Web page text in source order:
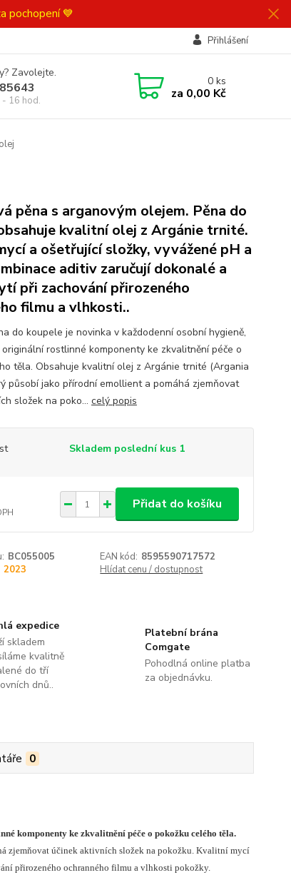
pochopení 💙
Přihlášení
Zavolejte.
- 16 hod.
0ks
za 0,00 Kč
pěna s arganovým olejem. Pěna do
kvalitní olej z Argánie trnité.
a ošetřující složky, vyvážené pH a
aditiv zaručují dokonalé a
při zachování přirozeného
filmu a vlhkosti..
do koupele je novinka v každodenní osobní hygieně,
rostlinné komponenty ke zkvalitnění péče o
těla. Obsahuje kvalitní olej z Argánie trnité (Argania
působí jako přírodní emollient a pomáhá zjemňovat
složek na poko... celý popis
Skladem poslední kus 1
Přidat do košíku
BC055005 EAN kód: 8595590717572
2023 Hlídat cenu / dostupnost
expedice
skladem
kvalitně
do tří
dnů..
Platební brána
Comgate
Pohodlná online platba
za objednávku.
0
komponenty ke zkvalitnění péče o pokožku celého těla.
zjemňovat účinek aktivních složek na pokožku. Kvalitní mycí
přirozeného ochranného filmu a vlhkosti pokožky.